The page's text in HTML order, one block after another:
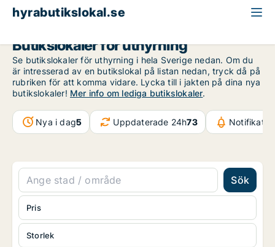
hyrabutikslokal.se
Butikslokaler för uthyrning
Se butikslokaler för uthyrning i hela Sverige nedan. Om du
är intresserad av en butikslokal på listan nedan, tryck då på
rubriken för att komma vidare. Lycka till i jakten på dina nya
butikslokaler! Mer info om lediga butikslokaler.
Nya i dag5 Uppdaterade 24h73
Sök
Storlek
Pris